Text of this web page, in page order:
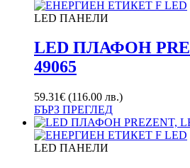
LED ПАНЕЛИ
LED ПЛАФОН
49065
59.31€ (116.00 лв.)
БЪРЗ ПРЕГЛЕД
LED ПАНЕЛИ